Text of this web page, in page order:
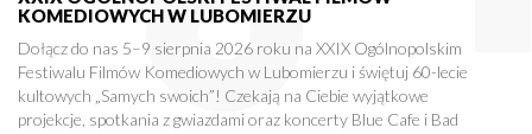
KOMEDIOWYCH W LUBOMIERZU
Dołącz do nas 5–9 sierpnia 2026 roku na XXIX Ogólnopolskim
Festiwalu Filmów Komediowych w Lubomierzu i świętuj 60-lecie
kultowych „Samych swoich”! Czekają na Ciebie wyjątkowe
projekcje, spotkania z gwiazdami oraz koncerty Blue Cafe i Bad